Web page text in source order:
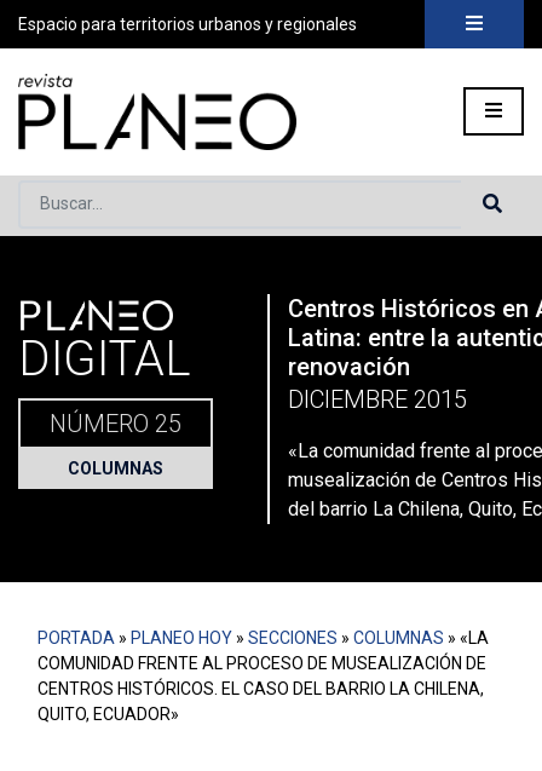
Espacio para territorios urbanos y regionales
Buscar...
Portada» Planeo Hoy Secciones»Columnas»«La
PLANEO
DIGITAL
NÚMERO 25
COLUMNAS
Centros Históricos en
Latina: entre la
renovación
DICIEMBRE 2015
«La comunidad frente al
musealización de Centros
del barrio La Chilena, Quito,
PORTADA » PLANEO HOY » SECCIONES » COLUMNAS » «LA
COMUNIDAD FRENTE AL PROCESO DE MUSEALIZACIÓN DE
CENTROS HISTÓRICOS. EL CASO DEL BARRIO LA CHILENA,
QUITO, ECUADOR»